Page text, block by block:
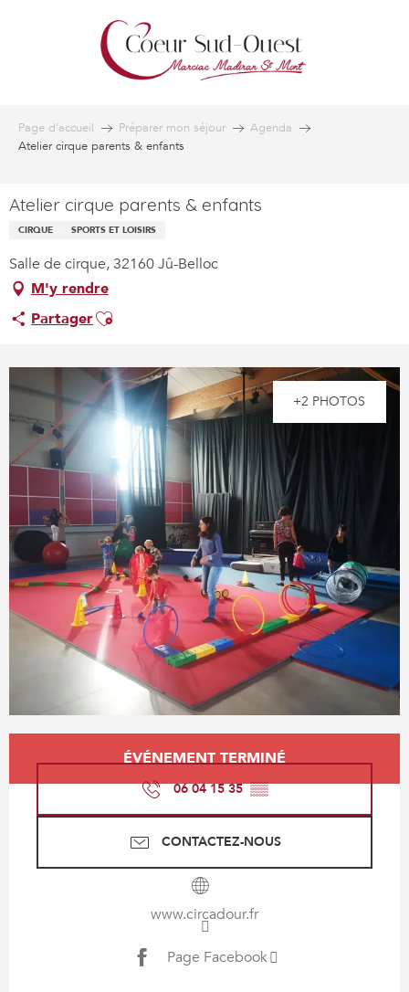
Page d’accueil Préparer mon séjour
Agenda
Atelier cirque parents & enfants
Atelier cirque parents & enfants
CIRQUE SPORTS ET LOISIRS
Salle de cirque, 32160 Jû-Belloc
M'y rendre
PartagerAjouter aux favoris
+2 PHOTOS
Ouverture et coordonnées
ÉVÉNEMENT TERMINÉ
06 04 15 35▒▒
CONTACTEZ-NOUS
www.circadour.fr
Page Facebook